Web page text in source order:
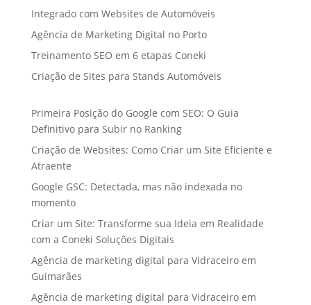
Integrado com Websites de Automóveis
Agência de Marketing Digital no Porto
Treinamento SEO em 6 etapas Coneki
Criação de Sites para Stands Automóveis
Primeira Posição do Google com SEO: O Guia
Definitivo para Subir no Ranking
Criação de Websites: Como Criar um Site Eficiente e
Atraente
Google GSC: Detectada, mas não indexada no
momento
Criar um Site: Transforme sua Ideia em Realidade
com a Coneki Soluções Digitais
Agência de marketing digital para Vidraceiro em
Guimarães
Agência de marketing digital para Vidraceiro em